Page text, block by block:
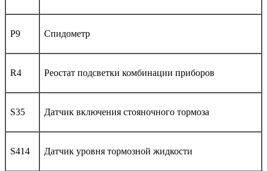
P9 Спидометр
R4 Реостат подсветки комбинации приборов
S35 Датчик включения стояночного тормоза
S414 Датчик уровня тормозной жидкости